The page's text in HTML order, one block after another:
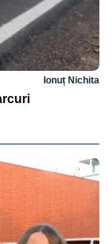
Ionuț Nichita